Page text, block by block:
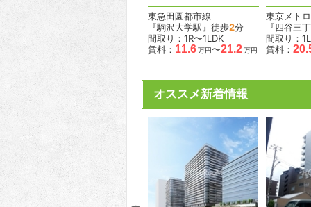
『代々木上原駅』徒歩
間取り：1LDK
万円
東急田園都市線
『駒沢大学駅』徒歩2分
間取り：1R〜1LDK
賃料： 11.6万円〜21.2万円
東京メト
『四谷三
間取り：
賃料：
オススメ新着情報
2